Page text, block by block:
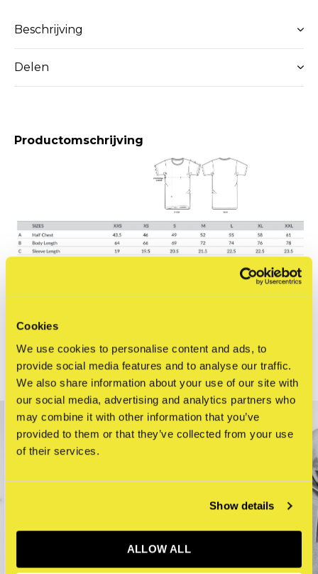
Cookies
We use cookies to personalise content and ads, to
provide social media features and to analyse our traffic.
We also share information about your use of our site with
our social media, advertising and analytics partners who
may combine it with other information that you’ve
provided to them or that they’ve collected from your use
of their services.
Show details
ALLOW ALL
Beschrijving
Delen
Productomschrijving
Related articles